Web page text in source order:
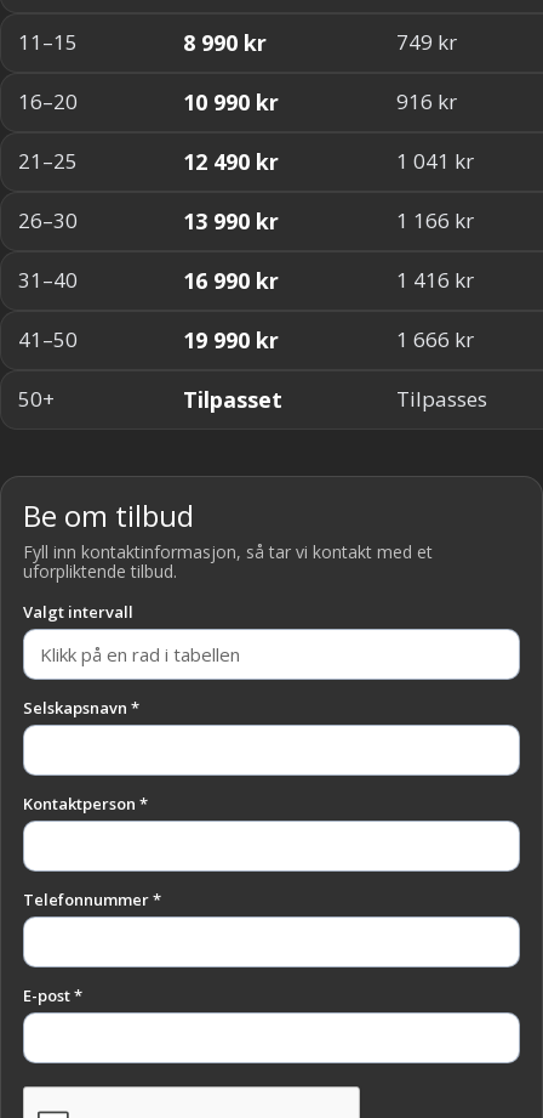
11–15 8 990 kr 749 kr
16–20 10 990 kr 916 kr
21–25 12 490 kr 1 041 kr
26–30 13 990 kr 1 166 kr
31–40 16 990 kr 1 416 kr
41–50 19 990 kr 1 666 kr
50+ Tilpasset Tilpasses
Be om tilbud
Fyll inn kontaktinformasjon, så tar vi kontakt med et
uforpliktende tilbud.
Valgt intervall
Selskapsnavn *
Kontaktperson *
Telefonnummer *
E-post *